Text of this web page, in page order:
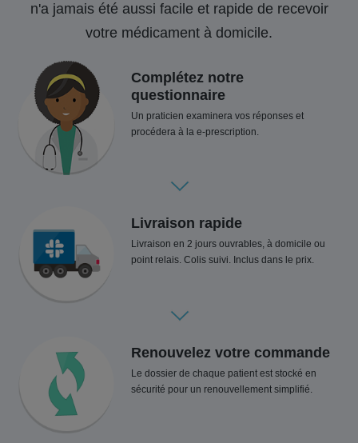
n'a jamais été aussi facile et rapide de recevoir
votre médicament à domicile.
Complétez notre
questionnaire
Un praticien examinera vos réponses et
procédera à la e-prescription.
Livraison rapide
Livraison en 2 jours ouvrables, à domicile ou
point relais. Colis suivi. Inclus dans le prix.
Renouvelez votre commande
Le dossier de chaque patient est stocké en
sécurité pour un renouvellement simplifié.